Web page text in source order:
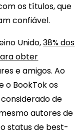
os títulos, que
confiável.
Unido,38% dos
obter
e amigos. Ao
o BookTok os
de
autores de
status de best-